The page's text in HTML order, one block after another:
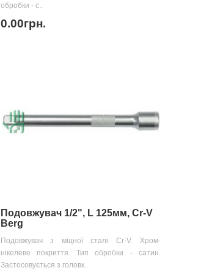
обробки - с..
0.00грн.
Подовжувач 1/2", L 125мм, Cr-V
Berg
Подовжувач з міцної сталі Cr-V. Хром-
нікелеве покриття. Тип обробки - сатин.
Застосовується з головк..